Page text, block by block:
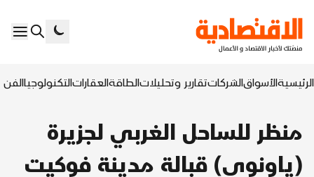
الرئيسيةالأسواقالشركاتتقارير وتحليلاتالطاقةالعقاراتالتكنولوجياالفن
منظر للساحل الغربي لجزيرة
(ياونوي) قبالة مدينة فوكيت